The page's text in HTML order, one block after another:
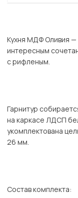
Кухня МДФ Оливия —
интересным
с рифленым.
Гарнитур
на каркасе ЛДСП
укомплектована
26 мм.
Состав комплекта: